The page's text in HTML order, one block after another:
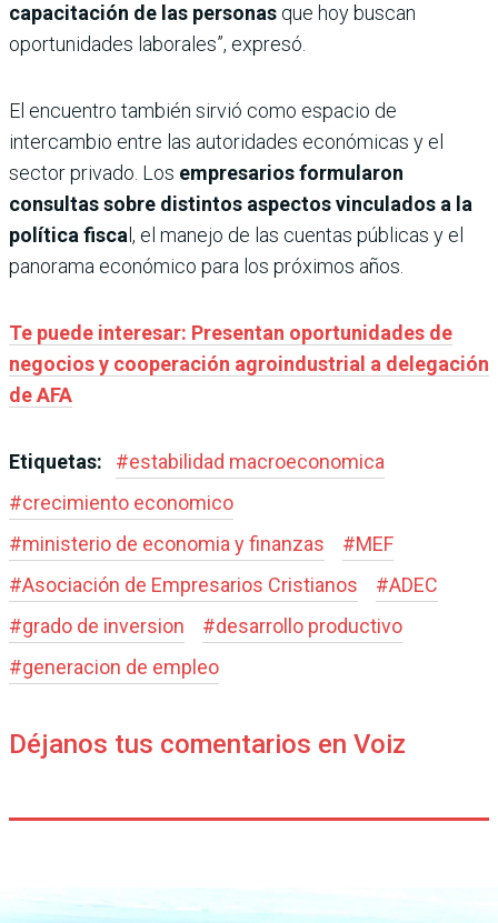
capacitación de las personas que hoy buscan
oportunidades laborales”, expresó.
El encuentro también sirvió como espacio de
intercambio entre las autoridades económicas y el
sector privado. Los empresarios formularon
consultas sobre distintos aspectos vinculados a la
política fiscal, el manejo de las cuentas públicas y el
panorama económico para los próximos años.
Te puede interesar: Presentan oportunidades de
negocios y cooperación agroindustrial a delegación
de AFA
Etiquetas: #estabilidad macroeconomica
#crecimiento economico
#ministerio de economia y finanzas #MEF
#Asociación de Empresarios Cristianos #ADEC
#grado de inversion #desarrollo productivo
#generacion de empleo
Déjanos tus comentarios en Voiz